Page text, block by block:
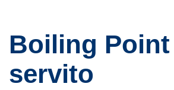
Boiling
servito